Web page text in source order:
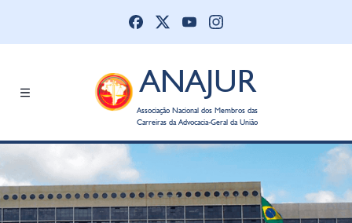
ANAJUR
Associação Nacional dos Membros das
Carreiras da Advocacia-Geral da União